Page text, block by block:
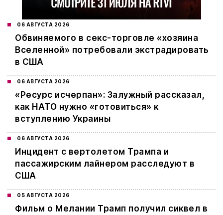
06 АВГУСТА 2026
Обвиняемого в секс-торговле «хозяина
Вселенной» потребовали экстрадировать
в США
06 АВГУСТА 2026
«Ресурс исчерпан»: Залужный рассказал,
как НАТО нужно «готовиться» к
вступлению Украины
06 АВГУСТА 2026
Инцидент с вертолетом Трампа и
пассажирским лайнером расследуют в
США
05 АВГУСТА 2026
Фильм о Мелании Трамп получил сиквел в